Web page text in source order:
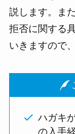
説します。ま
拒否に関する
いきますので
こ
ハガキ
の入手